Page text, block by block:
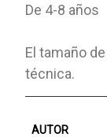
De 4-8 años
El tamaño
técnica.
AUTOR